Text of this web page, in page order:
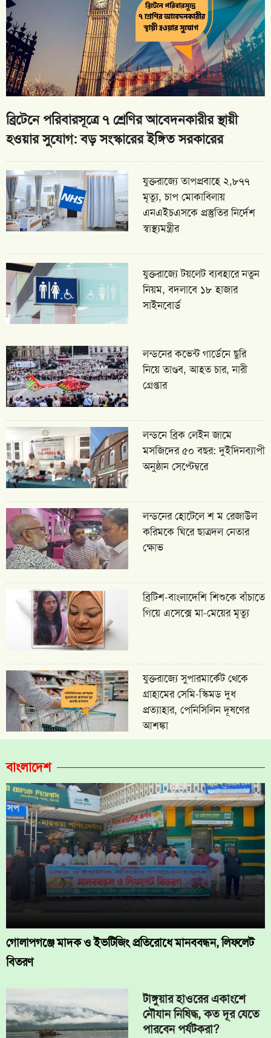
ব্রিটেনে পরিবারসূত্রে ৭ শ্রেণির আবেদনকারীর স্থায়ী
হওয়ার সুযোগ: বড় সংস্কারের ইঙ্গিত সরকারের
যুক্তরাজ্যে তাপপ্রবাহে ২,৮৭৭
মৃত্যু, চাপ মোকাবিলায়
এনএইচএসকে প্রস্তুতির নির্দেশ
স্বাস্থ্যমন্ত্রীর
যুক্তরাজ্যে টয়লেট ব্যবহারে নতুন
নিয়ম, বদলাবে ১৮ হাজার
সাইনবোর্ড
লন্ডনের কভেন্ট গার্ডেনে ছুরি
নিয়ে তাণ্ডব, আহত চার, নারী
গ্রেপ্তার
লন্ডনে ব্রিক লেইন জামে
মসজিদের ৫০ বছর: দুইদিনব্যাপী
অনুষ্ঠান সেপ্টেম্বরে
লন্ডনের হোটেলে শ ম রেজাউল
করিমকে ঘিরে ছাত্রদল নেতার
ক্ষোভ
ব্রিটিশ-বাংলাদেশি শিশুকে বাঁচাতে
গিয়ে এসেক্সে মা-মেয়ের মৃত্যু
যুক্তরাজ্যে সুপারমার্কেট থেকে
গ্রাহামের সেমি-স্কিমড দুধ
প্রত্যাহার, পেনিসিলিন দূষণের
আশঙ্কা
বাংলাদেশ
গোলাপগঞ্জে মাদক ও ইভটিজিং প্রতিরোধে মানববন্ধন, লিফলেট
বিতরণ
টাঙ্গুয়ার হাওরের একাংশে
নৌযান নিষিদ্ধ, কত দূর যেতে
পারবেন পর্যটকরা?